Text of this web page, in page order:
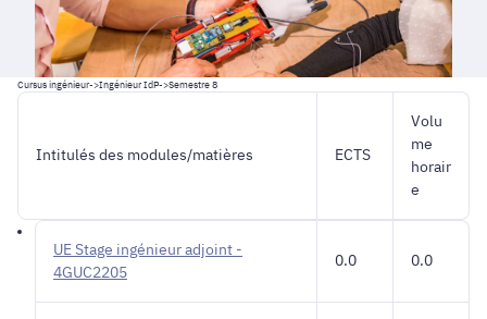
Cursus ingénieur->Ingénieur IdP->Semestre 8
Intitulés des modules/matières ECTS
Volu
me
horair
e
UE Stage ingénieur adjoint -
4GUC2205
0.0 0.0